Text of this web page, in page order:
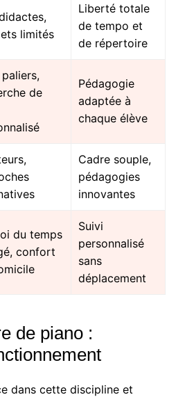
limités
Liberté totale
de tempo et
de répertoire
de
Pédagogie
adaptée à
chaque élève
Cadre souple,
pédagogies
innovantes
du temps
confort
Suivi
personnalisé
sans
déplacement
de piano :
dans cette discipline et